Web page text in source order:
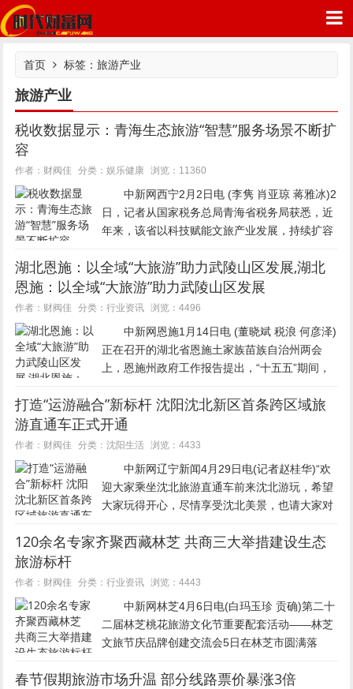
时代财富网
首页 标签：旅游产业
旅游产业
税收数据显示：青海生态旅游“智慧”服务场景不断扩
容
作者：财阀佳 分类：娱乐健康 浏览：11360
中新网西宁2月2日电 (李隽 肖亚琼 蒋雅冰)2
日，记者从国家税务总局青海省税务局获悉，近
年来，该省以科技赋能文旅产业发展，持续扩容
系统搭建、智能设备升级等多元举措，推动传统
景区向智慧景区转型...
湖北恩施：以全域“大旅游”助力武陵山区发展,湖北
恩施：以全域“大旅游”助力武陵山区发展
作者：财阀佳 分类：行业资讯 浏览：4496
中新网恩施1月14日电 (董晓斌 税浪 何彦泽)
正在召开的湖北省恩施土家族苗族自治州两会
上，恩施州政府工作报告提出，“十五五”期间，
旅游”发展格局，打造世界级旅游目的地，助力武
陵山区发展。...
打造“运游融合”新标杆 沈阳沈北新区首条跨区域旅
游直通车正式开通
作者：财阀佳 分类：沈阳生活 浏览：4433
中新网辽宁新闻4月29日电(记者赵桂华)“欢
迎大家乘坐沈北旅游直通车前来沈北游玩，希望
大家玩得开心，尽情享受沈北美景，也请大家对
午，沈阳市沈北新区委常委、副区长夏玮带领相
120余名专家齐聚西藏林芝 共商三大举措建设生态
旅游标杆
作者：财阀佳 分类：行业资讯 浏览：4443
中新网林芝4月6日电(白玛玉珍 贡确)第二十
二届林芝桃花旅游文化节重要配套活动——林芝
文旅节庆品牌创建交流会5日在林芝市圆满落
玛玉珍 摄 林芝市人民政府副市长刘春祥在
春节假期旅游市场升温 部分线路票价暴涨3倍